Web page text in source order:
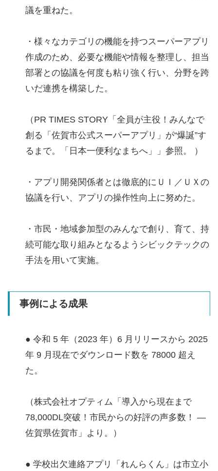
議を重ねた。
・様々なカテゴリの機能を持つスーパーアプリ
作成のため、必要な機能や情報を整理し、担当
部署との協議を何度も粘り強く行い、分野を跨
いだ連携を構築した。
（PR TIMES STORY「全員が主役！みんなで
創る「佐賀市公式スーパーアプリ」が“爆誕”す
るまで。「日本一便利なまちへ」」参照。 ）
・アプリ開発関係者とは徹底的にＵＩ／ＵＸの
協議を行い、アプリの操作性向上に努めた。
・市民・地域参加型のみんなで創り、育て、持
続可能な取り組みとなるようシビックテックの
手法を用いて実施。
事例による成果
● 令和 5 年（2023 年）6 月リリースから 2025
年 9 月現在でダウンロード数を 78000 超え
た。
（株式会社オプティム「導入から現在まで
78,000DL突破！市民からの好評の声多数！ ―
佐賀県佐賀市」より。）
● 学校出欠連絡アプリ「れんらくん」は市立小